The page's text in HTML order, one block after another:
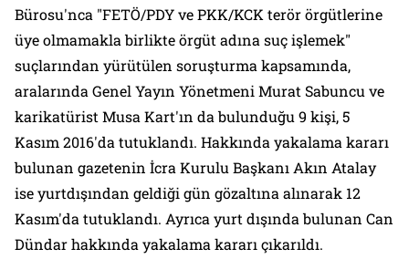
Bürosu'nca "FETÖ/PDY ve PKK/KCK terör örgütlerine
üye olmamakla birlikte örgüt adına suç işlemek"
suçlarından yürütülen soruşturma kapsamında,
aralarında Genel Yayın Yönetmeni Murat Sabuncu ve
karikatürist Musa Kart'ın da bulunduğu 9 kişi, 5
Kasım 2016'da tutuklandı. Hakkında yakalama kararı
bulunan gazetenin İcra Kurulu Başkanı Akın Atalay
ise yurtdışından geldiği gün gözaltına alınarak 12
Kasım'da tutuklandı. Ayrıca yurt dışında bulunan Can
Dündar hakkında yakalama kararı çıkarıldı.